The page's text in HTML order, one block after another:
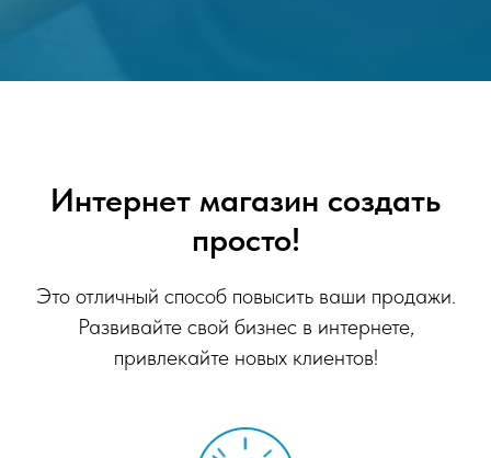
Интернет магазин создать
просто!
Это отличный способ повысить ваши продажи.
Развивайте свой бизнес в интернете,
привлекайте новых клиентов!